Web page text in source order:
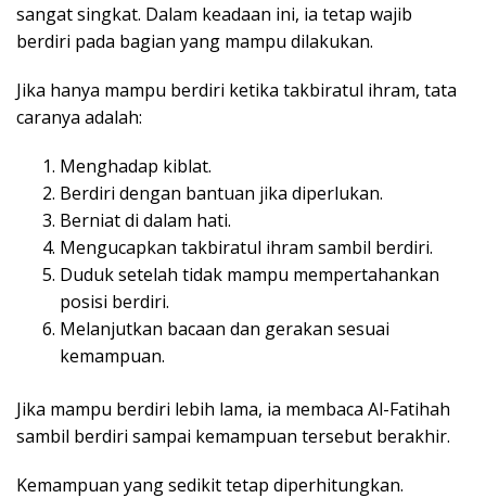
sangat singkat. Dalam keadaan ini, ia tetap wajib
berdiri pada bagian yang mampu dilakukan.
Jika hanya mampu berdiri ketika takbiratul ihram, tata
caranya adalah:
Menghadap kiblat.
Berdiri dengan bantuan jika diperlukan.
Berniat di dalam hati.
Mengucapkan takbiratul ihram sambil berdiri.
Duduk setelah tidak mampu mempertahankan
posisi berdiri.
Melanjutkan bacaan dan gerakan sesuai
kemampuan.
Jika mampu berdiri lebih lama, ia membaca Al-Fatihah
sambil berdiri sampai kemampuan tersebut berakhir.
Kemampuan yang sedikit tetap diperhitungkan.